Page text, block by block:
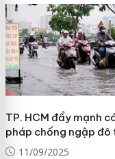
TP. HCM đẩy mạnh
pháp chống ngập đô
11/09/2025